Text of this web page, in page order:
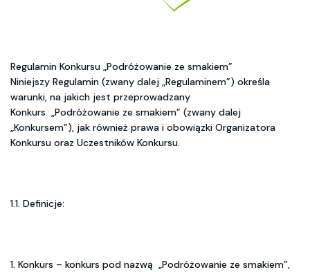
Regulamin Konkursu „Podróżowanie ze smakiem”
Niniejszy Regulamin (zwany dalej „Regulaminem”) określa
warunki, na jakich jest przeprowadzany
Konkurs „Podróżowanie ze smakiem” (zwany dalej
„Konkursem”), jak również prawa i obowiązki Organizatora
Konkursu oraz Uczestników Konkursu.
1.1. Definicje:
1. Konkurs – konkurs pod nazwą „Podróżowanie ze smakiem”,